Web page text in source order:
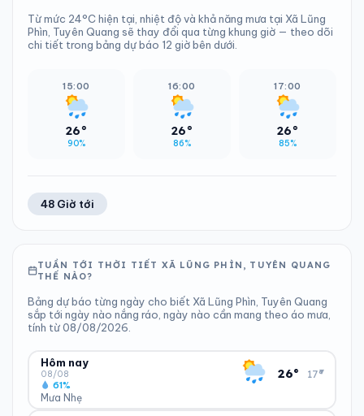
Từ mức 24°C hiện tại, nhiệt độ và khả năng mưa tại Xã Lũng
Phìn, Tuyên Quang sẽ thay đổi qua từng khung giờ — theo dõi
chi tiết trong bảng dự báo 12 giờ bên dưới.
15:00
26°
90%
16:00
26°
86%
17:00
26°
85%
48 Giờ tới
TUẦN TỚI THỜI TIẾT XÃ LŨNG PHÌN, TUYÊN QUANG
THẾ NÀO?
Bảng dự báo từng ngày cho biết Xã Lũng Phìn, Tuyên Quang
sắp tới ngày nào nắng ráo, ngày nào cần mang theo áo mưa,
tính từ 08/08/2026.
Hôm nay
08/08
Mưa Nhẹ
61%
26° 17°
▾